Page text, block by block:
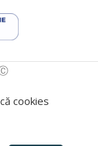
Ⓒ
cookies